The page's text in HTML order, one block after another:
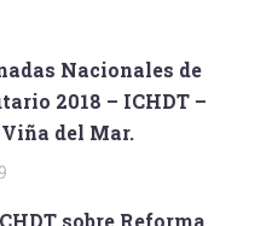
Nacionales de
2018 – ICHDT –
del Mar.
sobre Reforma